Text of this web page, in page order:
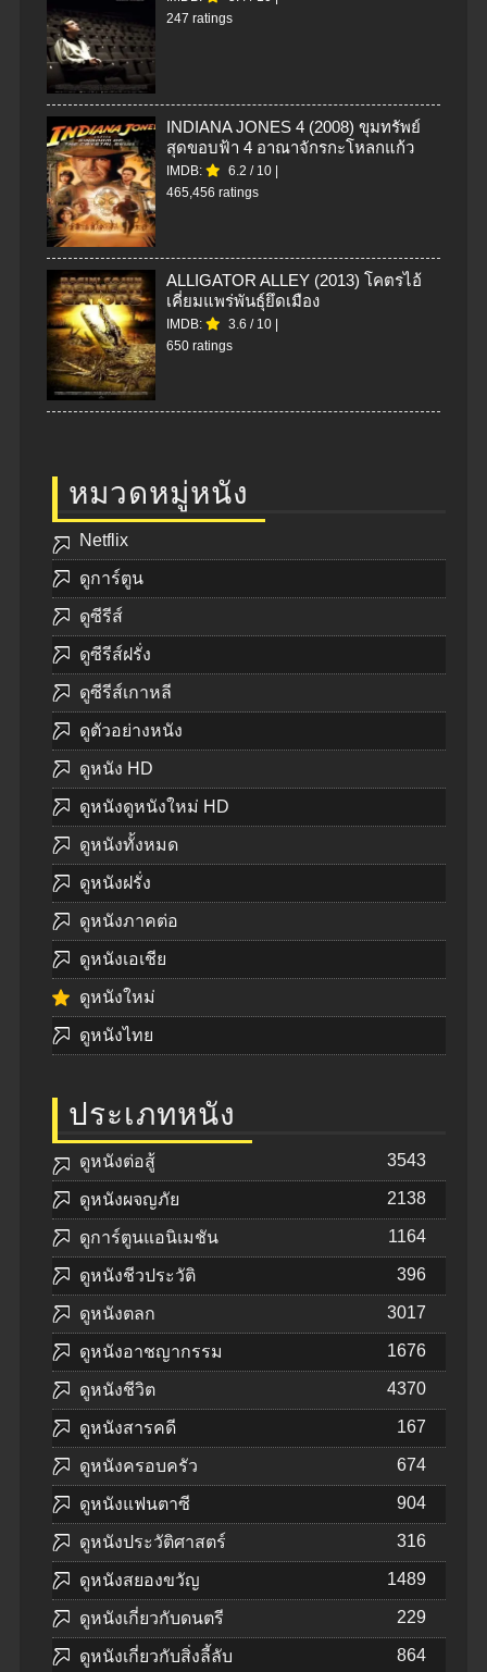
247 ratings
INDIANA JONES 4 (2008) ขุมทรัพย์
สุดขอบฟ้า 4 อาณาจักรกะโหลกแก้ว
IMDB: 6.2 / 10 |
465,456 ratings
ALLIGATOR ALLEY (2013) โคตรไอ้
เคี่ยมแพร่พันธุ์ยึดเมือง
IMDB: 3.6 / 10 |
650 ratings
หมวดหมู่หนัง
Netflix
ดูการ์ตูน
ดูซีรีส์
ดูซีรีส์ฝรั่ง
ดูซีรีส์เกาหลี
ดูตัวอย่างหนัง
ดูหนัง HD
ดูหนังดูหนังใหม่ HD
ดูหนังทั้งหมด
ดูหนังฝรั่ง
ดูหนังภาคต่อ
ดูหนังเอเชีย
ดูหนังใหม่
ดูหนังไทย
ประเภทหนัง
ดูหนังต่อสู้ 3543
ดูหนังผจญภัย 2138
ดูการ์ตูนแอนิเมชัน 1164
ดูหนังชีวประวัติ 396
ดูหนังตลก 3017
ดูหนังอาชญากรรม 1676
ดูหนังชีวิต 4370
ดูหนังสารคดี 167
ดูหนังครอบครัว 674
ดูหนังแฟนตาซี 904
ดูหนังประวัติศาสตร์ 316
ดูหนังสยองขวัญ 1489
ดูหนังเกี่ยวกับดนตรี 229
ดูหนังเกี่ยวกับสิ่งลี้ลับ 864